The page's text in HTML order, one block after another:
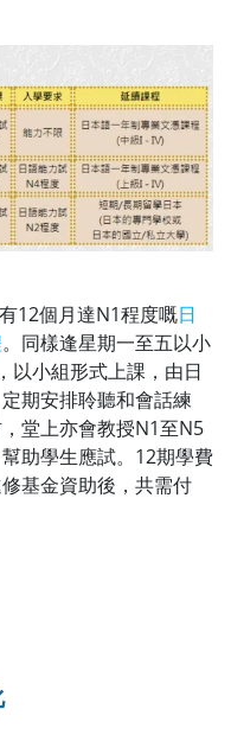
12個月達N1程度嘅日
。同樣逢星期一至五以小
以小組形式上課，由日
期安排聆聽和會話練
堂上亦會教授N1至N5
助學生應試。12期學費
基金資助後，共需付